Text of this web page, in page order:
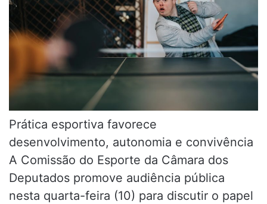
Prática esportiva favorece
desenvolvimento, autonomia e convivência
A Comissão do Esporte da Câmara dos
Deputados promove audiência pública
nesta quarta-feira (10) para discutir o papel